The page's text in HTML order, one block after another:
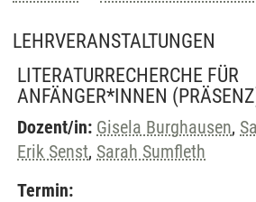
LEHRVERANSTALTUNGEN
LITERATURRECHERCHE FÜR
ANFÄNGER*INNEN
Dozent/in: Gisela Burghausen,
Erik Senst, Sarah Sumfleth
Termin: